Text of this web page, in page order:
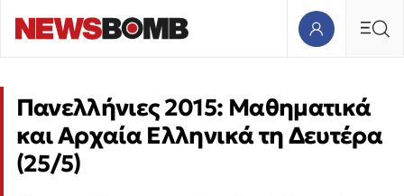
Πανελλήνιες 2015: Μαθηματικά
και Αρχαία Ελληνικά τη Δευτέρα
(25/5)